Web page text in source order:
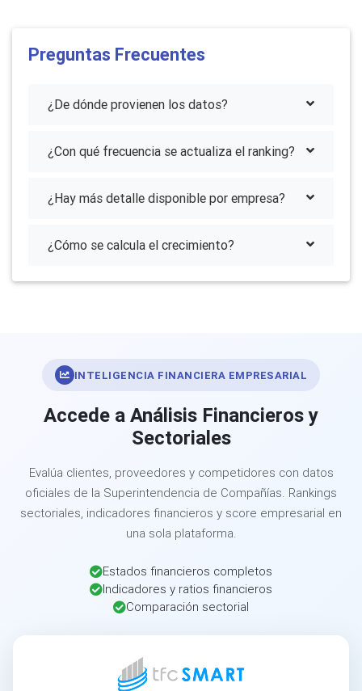
Preguntas Frecuentes
¿De dónde provienen los datos?
¿Con qué frecuencia se actualiza el ranking?
¿Hay más detalle disponible por empresa?
¿Cómo se calcula el crecimiento?
INTELIGENCIA FINANCIERA EMPRESARIAL
Accede a Análisis Financieros y
Sectoriales
Evalúa clientes, proveedores y competidores con datos
oficiales de la Superintendencia de Compañías. Rankings
sectoriales, indicadores financieros y score empresarial en
una sola plataforma.
Estados financieros completos
Indicadores y ratios financieros
Comparación sectorial